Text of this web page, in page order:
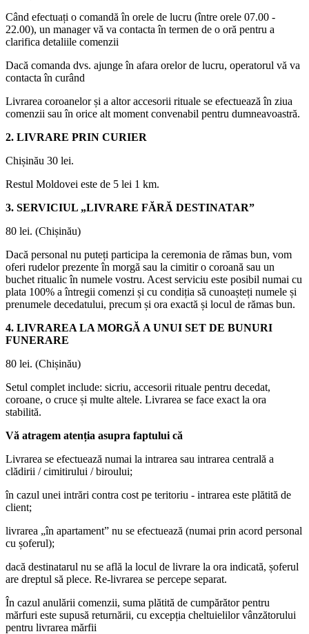
Când efectuați o comandă în orele de lucru (între orele 07.00 -
22.00), un manager vă va contacta în termen de o oră pentru a
clarifica detaliile comenzii
Dacă comanda dvs. ajunge în afara orelor de lucru, operatorul vă va
contacta în curând
Livrarea coroanelor și a altor accesorii rituale se efectuează în ziua
comenzii sau în orice alt moment convenabil pentru dumneavoastră.
2. LIVRARE PRIN CURIER
Chișinău 30 lei.
Restul Moldovei este de 5 lei 1 km.
3. SERVICIUL „LIVRARE FĂRĂ DESTINATAR”
80 lei. (Chișinău)
Dacă personal nu puteți participa la ceremonia de rămas bun, vom
oferi rudelor prezente în morgă sau la cimitir o coroană sau un
buchet ritualic în numele vostru. Acest serviciu este posibil numai cu
plata 100% a întregii comenzi și cu condiția să cunoașteți numele și
prenumele decedatului, precum și ora exactă și locul de rămas bun.
4. LIVRAREA LA MORGĂ A UNUI SET DE BUNURI
FUNERARE
80 lei. (Chișinău)
Setul complet include: sicriu, accesorii rituale pentru decedat,
coroane, o cruce și multe altele. Livrarea se face exact la ora
stabilită.
Vă atragem atenția asupra faptului că
Livrarea se efectuează numai la intrarea sau intrarea centrală a
clădirii / cimitirului / biroului;
în cazul unei intrări contra cost pe teritoriu - intrarea este plătită de
client;
livrarea „în apartament” nu se efectuează (numai prin acord personal
cu șoferul);
dacă destinatarul nu se află la locul de livrare la ora indicată, șoferul
are dreptul să plece. Re-livrarea se percepe separat.
În cazul anulării comenzii, suma plătită de cumpărător pentru
mărfuri este supusă returnării, cu excepția cheltuielilor vânzătorului
pentru livrarea mărfii